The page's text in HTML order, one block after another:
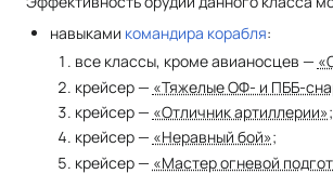
навыками командира корабля:
все классы, кроме авианосцев —
крейсер — «Тяжелые ОФ- и ПББ-
крейсер — «Отличник артиллерии»;
крейсер — «Неравный бой»;
крейсер — «Мастер огневой